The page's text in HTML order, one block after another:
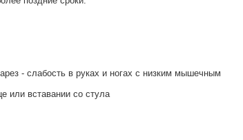
- слабость в руках и ногах с низким мышечным
или вставании со стула